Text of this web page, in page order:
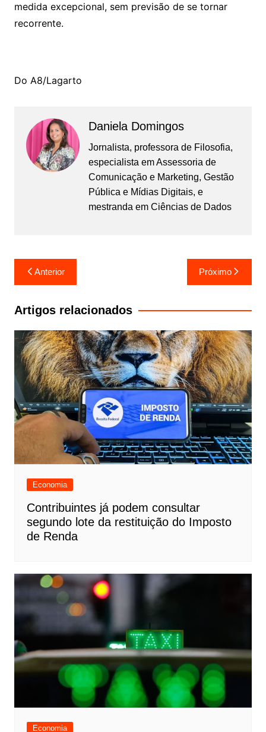
medida excepcional, sem previsão de se tornar
recorrente.
Do A8/Lagarto
Daniela Domingos
Jornalista, professora de Filosofia,
especialista em Assessoria de
Comunicação e Marketing, Gestão
Pública e Mídias Digitais, e
mestranda em Ciências de Dados
Navegação
de
Post
Anterior Próximo
Artigos relacionados
Economia
Contribuintes já podem consultar
segundo lote da restituição do Imposto
de Renda
Economia